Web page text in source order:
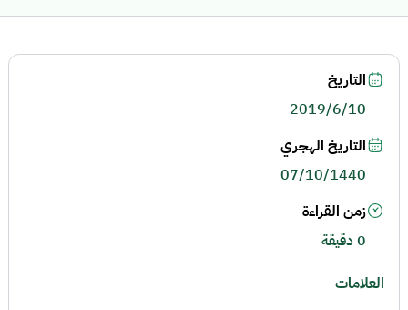
التاريخ
2019/6/10
التاريخ الهجري
07/10/1440
زمن القراءة
0 دقيقة
العلامات